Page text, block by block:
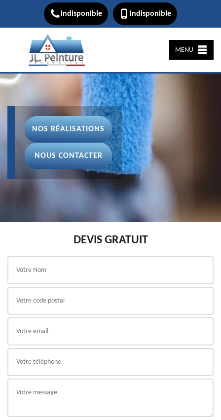
indisponible indisponible
MENU
NOS RÉALISATIONS
NOUS CONTACTER
DEVIS GRATUIT